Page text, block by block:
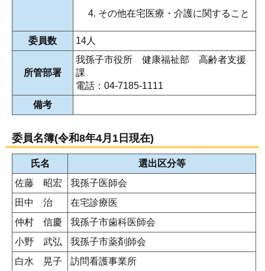
その他在宅医療・介護に関すること
委員数 14人
所管部署
我孫子市役所 健康福祉部 高齢者支援
課
電話：04-7185-1111
備考
委員名簿(令和8年4月1日現在)
氏名
選出区分等
佐藤 昭宏
我孫子医師会
田中 治
在宅診療医
仲村 信慶
我孫子市歯科医師会
小野 武弘
我孫子市薬剤師会
白水 晃子
訪問看護事業所